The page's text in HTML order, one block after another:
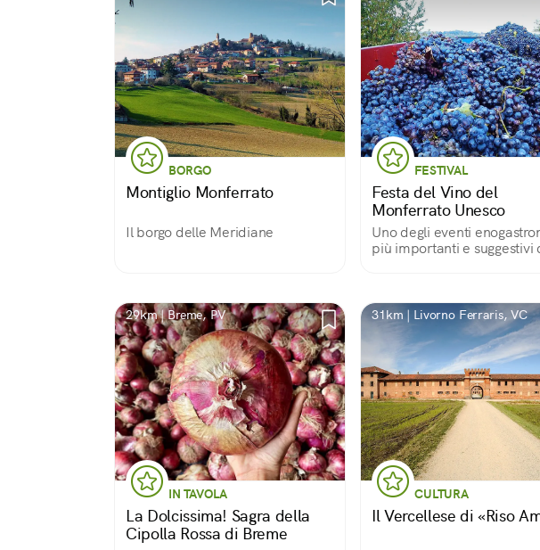
BORGO
Montiglio Monferrato
Il borgo delle Meridiane
FESTIVAL
Festa del Vino del
Monferrato Unesco
Uno degli eventi
più importanti e suggestivi
29km | Breme, PV
IN TAVOLA
La Dolcissima! Sagra della
Cipolla Rossa di Breme
31km | Livorno Ferraris, VC
CULTURA
Il Vercellese di «Riso